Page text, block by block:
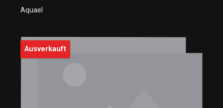
Aquael
Bildergalerie überspringen
Ausverkauft